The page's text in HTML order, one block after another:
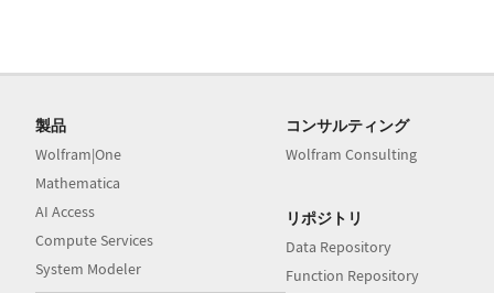
製品
Wolfram|One
Mathematica
AI Access
Compute Services
System Modeler
コンサルティング
Wolfram Consulting
リポジトリ
Data Repository
Function Repository